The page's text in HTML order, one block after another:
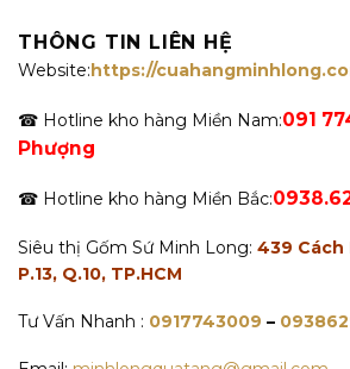
THÔNG TIN LIÊN HỆ
Website: https://
☎ Hotline kho hàng Miền Nam:091
Phượng
☎ Hotline kho hàng Miền Bắc:
Siêu thị Gốm Sứ Minh Long: 439 Cách
P.13, Q.10, TP.HCM
Tư Vấn Nhanh : 0917743009 –